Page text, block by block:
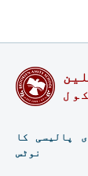
پالیسی کا
نوٹس